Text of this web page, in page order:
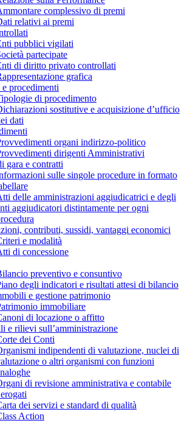
complessivo di premi
relativi ai premi
pubblici vigilati
partecipate
di diritto privato controllati
grafica
procedimenti
di procedimento
sostitutive e acquisizione d’ufficio
dati
organi indirizzo-politico
dirigenti Amministrativi
gara e contratti
sulle singole procedure in formato
delle amministrazioni aggiudicatrici e degli
aggiudicatori distintamente per ogni
contributi, sussidi, vantaggi economici
e modalità
di concessione
preventivo e consuntivo
degli indicatori e risultati attesi di bilancio
e gestione patrimonio
immobiliare
di locazione o affitto
e rilievi sull’amministrazione
dei Conti
indipendenti di valutazione, nuclei di
o altri organismi con funzioni
di revisione amministrativa e contabile
dei servizi e standard di qualità
Action